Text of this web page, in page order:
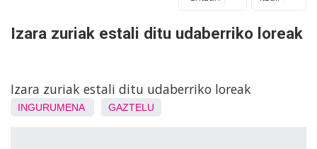
Izara zuriak estali ditu udaberriko loreak
Izara zuriak estali ditu udaberriko loreak
INGURUMENA GAZTELU